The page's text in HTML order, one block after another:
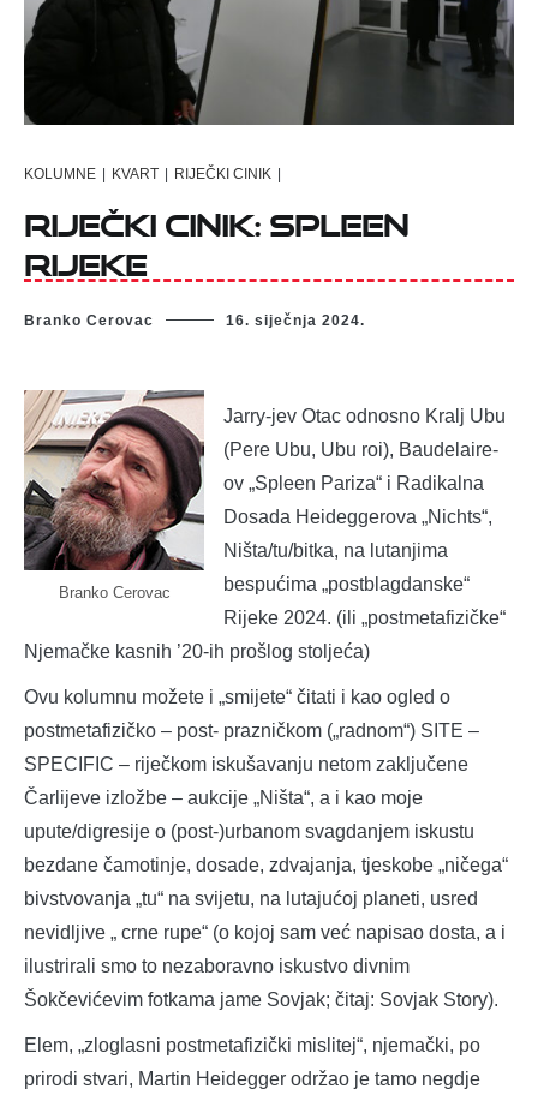
KOLUMNE | KVART | RIJEČKI CINIK |
Riječki cinik: SPLEEN
RIJEKE
Branko Cerovac 16. siječnja 2024.
Branko Cerovac
Jarry-jev Otac odnosno Kralj Ubu
(Pere Ubu, Ubu roi), Baudelaire-
ov „Spleen Pariza“ i Radikalna
Dosada Heideggerova „Nichts“,
Ništa/tu/bitka, na lutanjima
bespućima „postblagdanske“
Rijeke 2024. (ili „postmetafizičke“
Njemačke kasnih ’20-ih prošlog stoljeća)
Ovu kolumnu možete i „smijete“ čitati i kao ogled o
postmetafizičko – post- prazničkom („radnom“) SITE –
SPECIFIC – riječkom iskušavanju netom zaključene
Čarlijeve izložbe – aukcije „Ništa“, a i kao moje
upute/digresije o (post-)urbanom svagdanjem iskustu
bezdane čamotinje, dosade, zdvajanja, tjeskobe „ničega“
bivstvovanja „tu“ na svijetu, na lutajućoj planeti, usred
nevidljive „ crne rupe“ (o kojoj sam već napisao dosta, a i
ilustrirali smo to nezaboravno iskustvo divnim
Šokčevićevim fotkama jame Sovjak; čitaj: Sovjak Story).
Elem, „zloglasni postmetafizički mislitej“, njemački, po
prirodi stvari, Martin Heidegger održao je tamo negdje